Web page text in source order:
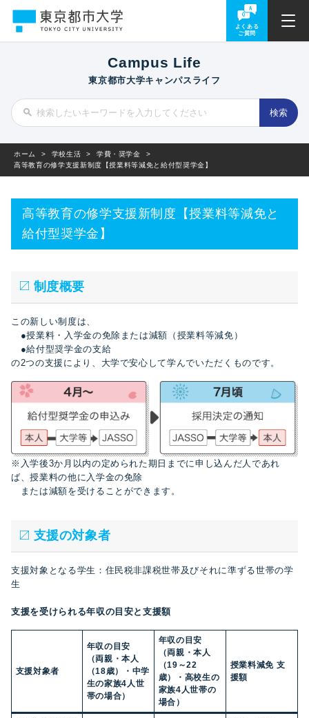
よくある
ご質問
Campus Life
東京都市大学キャンパスライフ
ホーム > 学校生活 > 学費・奨学金
>
高等教育の修学支援新制度【授業料等減免と給付型奨学金】
高等教育の修学支援新制度【授業料等減免と
給付型奨学金】
制度概要
この新しい制度は、
●授業料・入学金の免除または減額（授業料等減免）
●給付型奨学金の支給
の2つの支援により、大学で安心して学んでいただくものです。
※入学後3か月以内の定められた期日までに申し込んだ人であれ
ば、授業料の他に入学金の免除
または減額を受けることができます。
支援の対象者
支援対象となる学生：住民税非課税世帯及びそれに準ずる世帯の学
生
支援を受けられる年収の目安と支援額
支援対象者
年収の目安
（両親・本人
（18歳）・中学
生の家族4人世
帯の場合）
年収の目安
（両親・本人
（19～22
歳）・高校生の
家族4人世帯の
場合）
授業料減免 支
援額